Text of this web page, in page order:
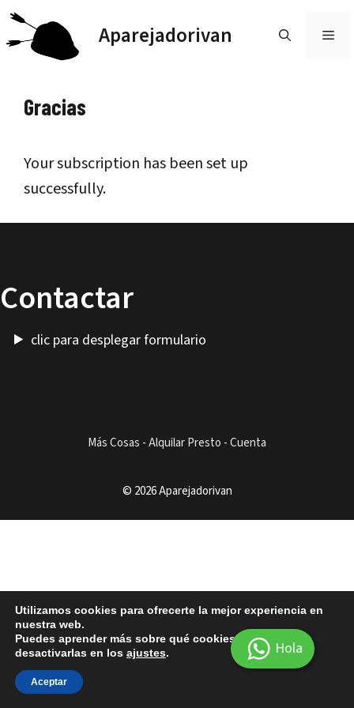
Saltar
al
contenido
Aparejadorivan
Gracias
Your subscription has been set up
successfully.
Contactar
clic para desplegar formulario
Más Cosas -Alquilar Presto -Cuenta
© 2026 Aparejadorivan
Utilizamos cookies para ofrecerte la mejor experiencia en
nuestra web.
Puedes aprender más sobre qué cookies utilizamos o
desactivarlas en los ajustes.
Aceptar
Hola